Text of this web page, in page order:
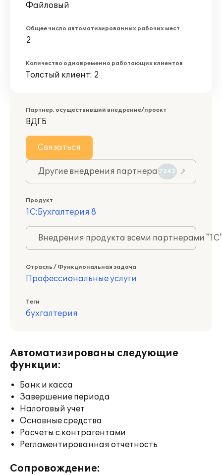
Файловый
Общее число автоматизированных рабочих мест
2
Количество одновременно работающих клиентов
Толстый клиент: 2
Партнер, осуществивший внедрение/проект
ВДГБ
Связаться
Другие внедрения партнера 7243
Продукт
1С:Бухгалтерия 8
Внедрения продукта всеми партнерами
Отрасль / Функциональная задача
Профессиональные услуги
Теги
бухгалтерия
Автоматизированы следующие
функции:
Банк и касса
Завершение периода
Налоговый учет
Основные средства
Расчеты с контрагентами
Регламентированная отчетность
Сопровождение: